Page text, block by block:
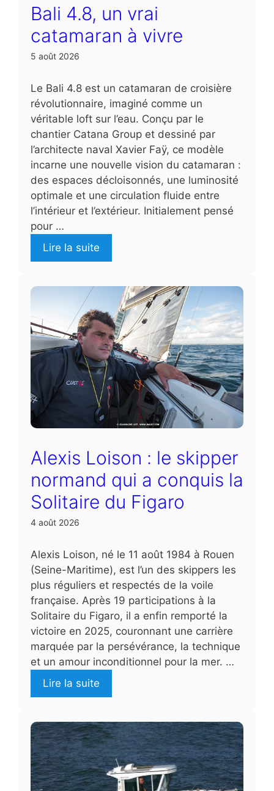
Bali 4.8, un vrai
catamaran à vivre
5 août 2026
Le Bali 4.8 est un catamaran de croisière
révolutionnaire, imaginé comme un
véritable loft sur l’eau. Conçu par le
chantier Catana Group et dessiné par
l’architecte naval Xavier Faÿ, ce modèle
incarne une nouvelle vision du catamaran :
des espaces décloisonnés, une luminosité
optimale et une circulation fluide entre
l’intérieur et l’extérieur. Initialement pensé
pour …
Lire la suite
Alexis Loison : le skipper
normand qui a conquis la
Solitaire du Figaro
4 août 2026
Alexis Loison, né le 11 août 1984 à Rouen
(Seine-Maritime), est l’un des skippers les
plus réguliers et respectés de la voile
française. Après 19 participations à la
Solitaire du Figaro, il a enfin remporté la
victoire en 2025, couronnant une carrière
marquée par la persévérance, la technique
et un amour inconditionnel pour la mer. …
Lire la suite